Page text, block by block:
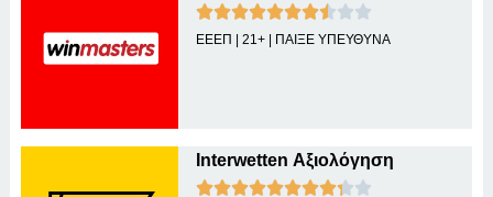
ΕΕΕΠ | 21+ | ΠΑΙΞΕ ΥΠΕΥΘΥΝΑ
Interwetten Αξιολόγηση